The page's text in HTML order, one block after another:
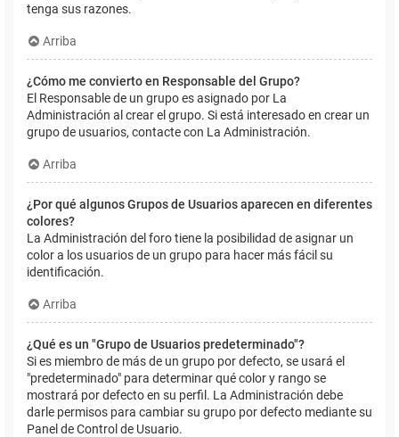
tenga sus razones.
Arriba
¿Cómo me convierto en Responsable del Grupo?
El Responsable de un grupo es asignado por La
Administración al crear el grupo. Si está interesado en crear un
grupo de usuarios, contacte con La Administración.
Arriba
¿Por qué algunos Grupos de Usuarios aparecen en diferentes
colores?
La Administración del foro tiene la posibilidad de asignar un
color a los usuarios de un grupo para hacer más fácil su
identificación.
Arriba
¿Qué es un "Grupo de Usuarios predeterminado"?
Si es miembro de más de un grupo por defecto, se usará el
"predeterminado" para determinar qué color y rango se
mostrará por defecto en su perfil. La Administración debe
darle permisos para cambiar su grupo por defecto mediante su
Panel de Control de Usuario.